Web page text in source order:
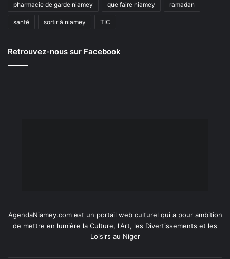
pharmacie de garde niamey que faire niamey ramadan
santé sortir à niamey TIC
Retrouvez-nous sur Facebook
AgendaNiamey.com est un portail web culturel qui a pour ambition
de mettre en lumière la Culture, l'Art, les Divertissements et les
Loisirs au Niger